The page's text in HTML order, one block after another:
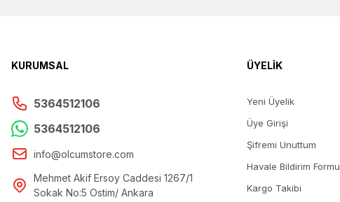
KURUMSAL
5364512106
5364512106
info@olcumstore.com
Mehmet Akif Ersoy Caddesi 1267/1
Sokak No:5 Ostim/ Ankara
ÜYELİK
Yeni Üyelik
Üye Girişi
Şifremi Unuttum
Havale Bildirim Formu
Kargo Takibi